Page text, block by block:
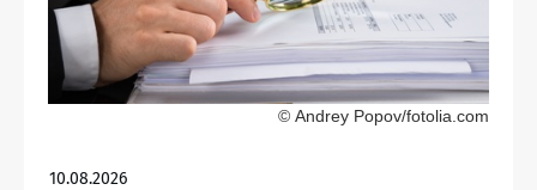
© Andrey Popov/fotolia.com
10.08.2026